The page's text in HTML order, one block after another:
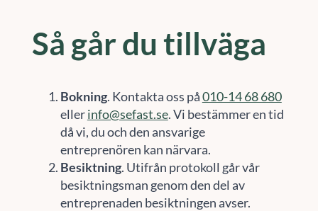
Så går du tillväga
Bokning. Kontakta oss på010-14 68 680
ellerinfo@sefast.se. Vi bestämmer en tid
då vi, du och den ansvarige
entreprenören kan närvara.
Besiktning. Utifrån protokoll går vår
besiktningsman genom den del av
entreprenaden besiktningen avser.